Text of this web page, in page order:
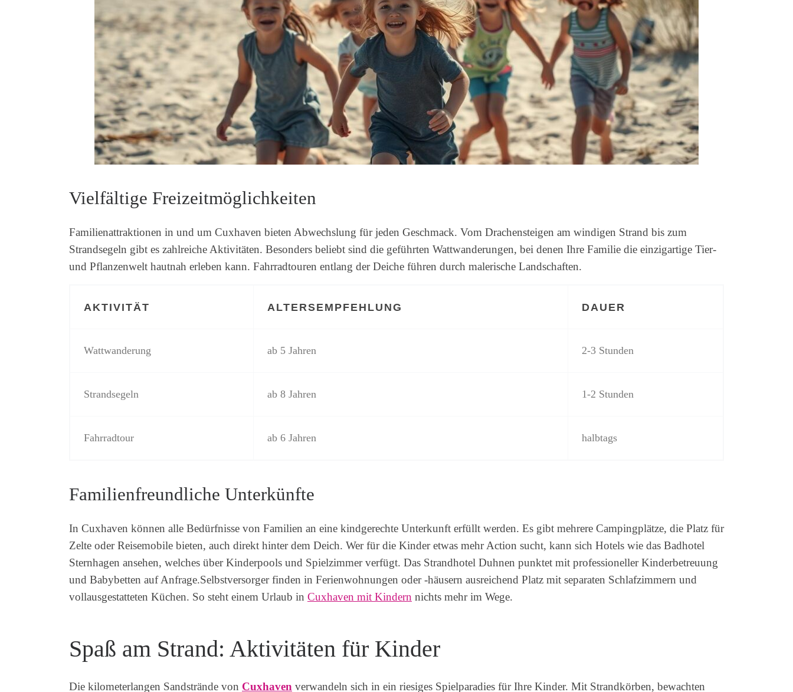
Vielfältige Freizeitmöglichkeiten
Familienattraktionen in und um Cuxhaven bieten Abwechslung für jeden Geschmack. Vom Drachensteigen am windigen Strand bis zum
Strandsegeln gibt es zahlreiche Aktivitäten. Besonders beliebt sind die geführten Wattwanderungen, bei denen Ihre Familie die einzigartige Tier-
und Pflanzenwelt hautnah erleben kann. Fahrradtouren entlang der Deiche führen durch malerische Landschaften.
AKTIVITÄT ALTERSEMPFEHLUNG DAUER
Wattwanderung ab 5 Jahren 2-3 Stunden
Strandsegeln ab 8 Jahren 1-2 Stunden
Fahrradtour ab 6 Jahren halbtags
Familienfreundliche Unterkünfte
In Cuxhaven können alle Bedürfnisse von Familien an eine kindgerechte Unterkunft erfüllt werden. Es gibt mehrere Campingplätze, die Platz für
Zelte oder Reisemobile bieten, auch direkt hinter dem Deich. Wer für die Kinder etwas mehr Action sucht, kann sich Hotels wie das Badhotel
Sternhagen ansehen, welches über Kinderpools und Spielzimmer verfügt. Das Strandhotel Duhnen punktet mit professioneller Kinderbetreuung
und Babybetten auf Anfrage.Selbstversorger finden in Ferienwohnungen oder -häusern ausreichend Platz mit separaten Schlafzimmern und
vollausgestatteten Küchen. So steht einem Urlaub in Cuxhaven mit Kindern nichts mehr im Wege.
Spaß am Strand: Aktivitäten für Kinder
Die kilometerlangen Sandstrände von Cuxhaven verwandeln sich in ein riesiges Spielparadies für Ihre Kinder. Mit Strandkörben, bewachten